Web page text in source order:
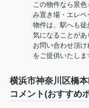
この物件なら景
み置き場・エレ
物件は、駅へも徒
気になることが
お問い合わせ頂
をご提供いたしま
横浜市神奈川区橋
コメント(おすすめ